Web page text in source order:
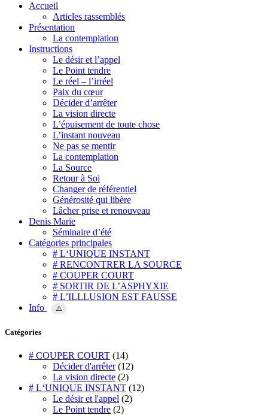
Accueil
Articles rassemblés
Présentation
La contemplation
Instructions
Le désir et l’appel
Le Point tendre
Le réel – l’irréel
Paix du cœur
Décider d’arrêter
La vision directe
L’épuisement de toute chose
L’instant nouveau
Ne pas se mentir
La contemplation
La Source
Retour à Soi
Changer de référentiel
Générosité qui libère
Lâcher prise et renouveau
Denis Marie
Séminaire d’été
Catégories principales
# L‘UNIQUE INSTANT
# RENCONTRER LA SOURCE
# COUPER COURT
# SORTIR DE L’ASPHYXIE
# L’ILLLUSION EST FAUSSE
Info
⚠️
Catégories
# COUPER COURT (14)
Décider d'arrêter(12)
La vision directe (2)
# L‘UNIQUE INSTANT (12)
Le désir et l'appel (2)
Le Point tendre (2)